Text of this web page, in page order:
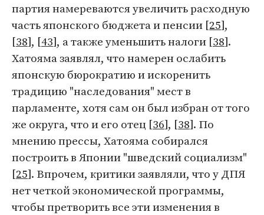
партия намереваются увеличить расходную
часть японского бюджета и пенсии [25],
[38], [43], а также уменьшить налоги [38].
Хатояма заявлял, что намерен ослабить
японскую бюрократию и искоренить
традицию "наследования" мест в
парламенте, хотя сам он был избран от того
же округа, что и его отец [36], [38]. По
мнению прессы, Хатояма собирался
построить в Японии "шведский социализм"
[25]. Впрочем, критики заявляли, что у ДПЯ
нет четкой экономической программы,
чтобы претворить все эти изменения в